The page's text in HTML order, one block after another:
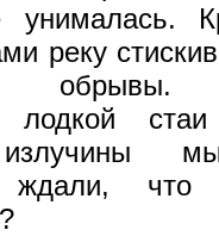
реку
обрывы.
лодкой
ждали, что